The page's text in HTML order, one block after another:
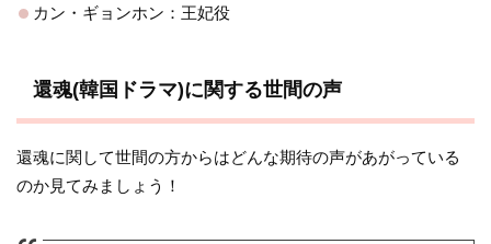
カン・ギョンホン：王妃役
還魂(韓国ドラマ)に関する世間の声
還魂に関して世間の方からはどんな期待の声があがっている
のか見てみましょう！